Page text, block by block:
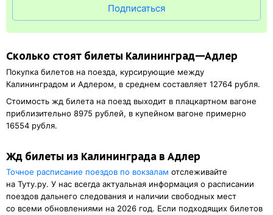
Подписаться
Сколько стоят билеты Калининград—Адлер
Покупка билетов на поезда, курсирующие между
Калининградом и Адлером, в среднем составляет 12764 рубля.
Стоимость жд билета на поезд выходит в плацкартном вагоне
приблизительно 8975 рублей, в купейном вагоне примерно
16554 рубля.
Жд билеты из Калининграда в Адлер
Точное расписание поездов по вокзалам отслеживайте
на Туту.ру. У нас всегда актуальная информация о расписании
поездов дальнего следования и наличии свободных мест
со всеми обновлениями на 2026 год. Если подходящих билетов